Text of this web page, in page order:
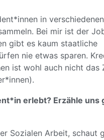
in verschiedenen
Bei mir ist der
gibt es kaum staatliche
nie etwas sparen.
ist wohl auch nicht das
erlebt? Erzähle uns
Sozialen Arbeit, schaut